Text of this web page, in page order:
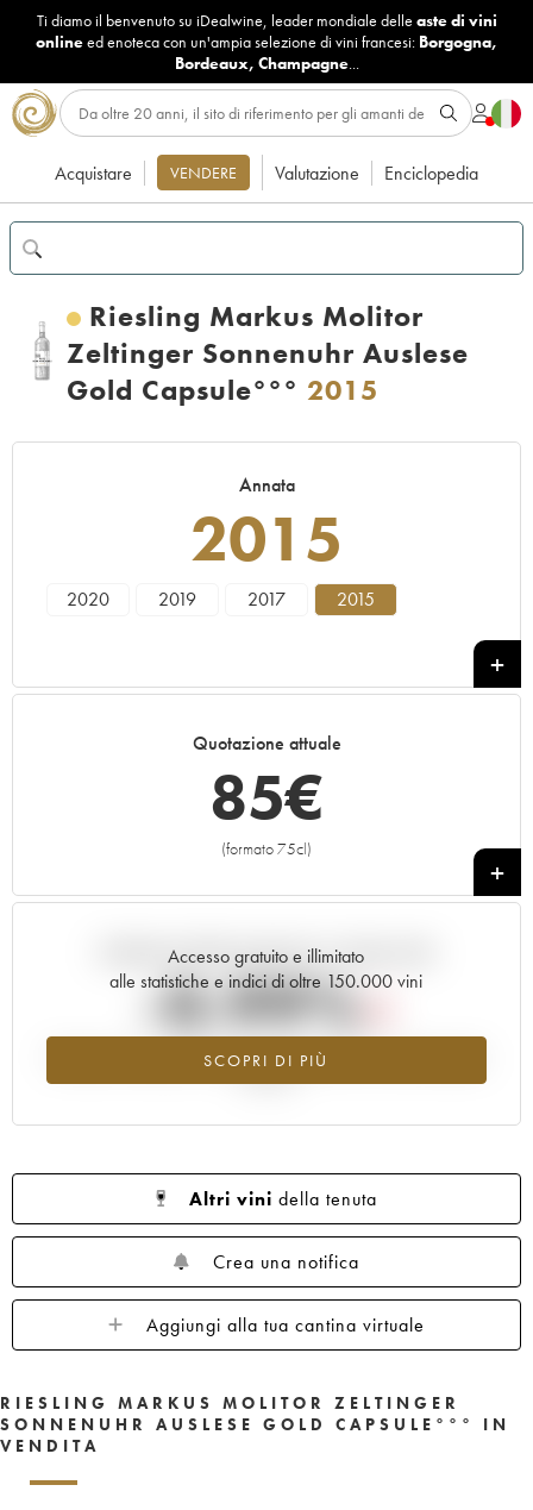
Ti diamo il benvenuto su iDealwine, leader mondiale delle aste di vini
onlineed enoteca con un'ampia selezione di vini francesi: Borgogna,
Bordeaux, Champagne...
Acquistare VENDERE Valutazione Enciclopedia
Riesling Markus Molitor
Zeltinger Sonnenuhr Auslese
Gold Capsule°°° 2015
Annata
2015
2020 2019 2017 2015
Quotazione attuale
85€
(formato 75cl)
+
Accesso gratuito e illimitato
alle statistiche e indici di oltre 150.000 vini
SCOPRI DI PIÙ
Andamento della quotazione in tempo reale
-0.99%
Tendenza al ribasso per il valore dell'annata 2015 nel 2026 rispetto
Altri vini della tenuta
Crea una notifica
Aggiungi alla tua cantina virtuale
RIESLING MARKUS MOLITOR ZELTINGER
SONNENUHR AUSLESE GOLD CAPSULE°°° IN
VENDITA